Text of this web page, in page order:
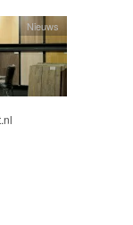
Nieuws